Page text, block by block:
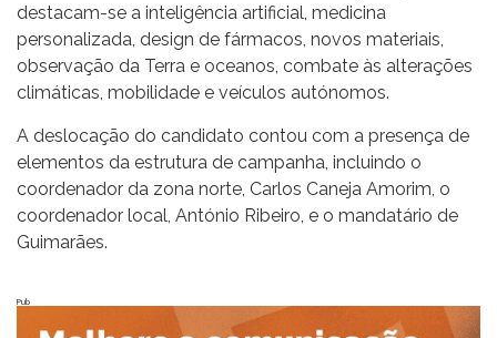
destacam-se a inteligência artificial, medicina
personalizada, design de fármacos, novos materiais,
observação da Terra e oceanos, combate às alterações
climáticas, mobilidade e veículos autónomos.
A deslocação do candidato contou com a presença de
elementos da estrutura de campanha, incluindo o
coordenador da zona norte, Carlos Caneja Amorim, o
coordenador local, António Ribeiro, e o mandatário de
Guimarães.
Pub